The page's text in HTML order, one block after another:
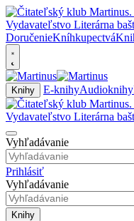
DoručenieKníhkupectvá
Knihy E-knihyAudioknihy
Vyhľadávanie
Prihlásiť
Vyhľadávanie
Knihy